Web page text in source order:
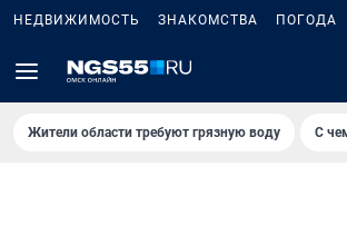
НЕДВИЖИМОСТЬ ЗНАКОМСТВА ПОГОДА
Жители области требуют грязную воду С